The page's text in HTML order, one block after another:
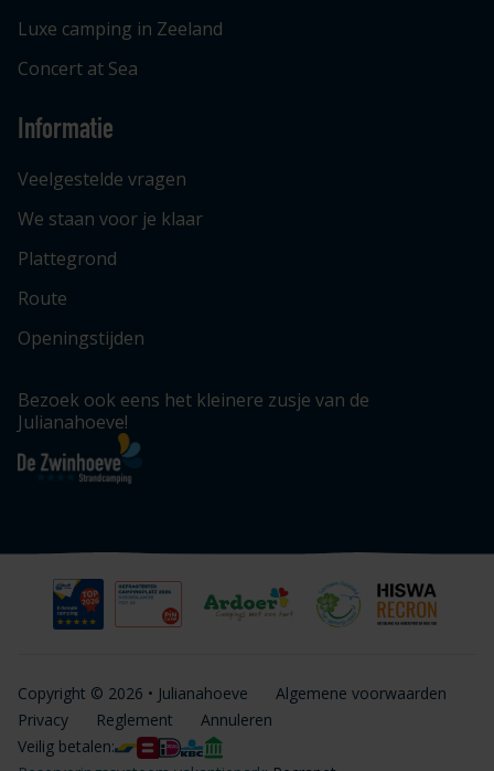
Luxe camping in Zeeland
Concert at Sea
Informatie
Veelgestelde vragen
We staan voor je klaar
Plattegrond
Route
Openingstijden
Bezoek ook eens het kleinere zusje van de
Julianahoeve!
Copyright © 2026 • Julianahoeve
Algemene voorwaarden
Privacy
Reglement
Annuleren
Veilig betalen: